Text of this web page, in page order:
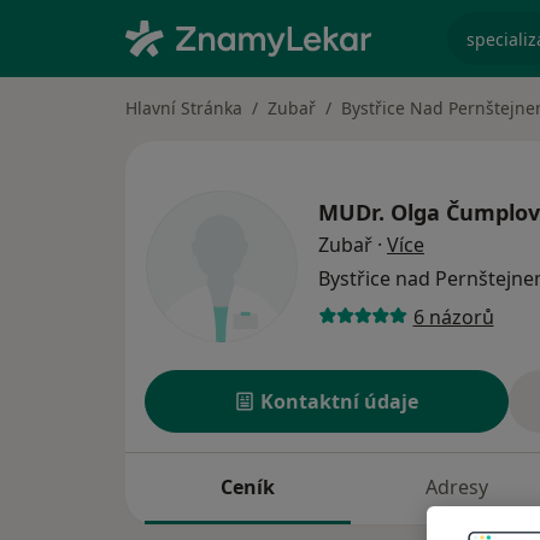
Hlavní Stránka Zubař Bystřice Nad
MUDr. Olga
Zubař · Více
Bystřice nad
6 názorů
Kontaktní údaje
Ceník Adresy